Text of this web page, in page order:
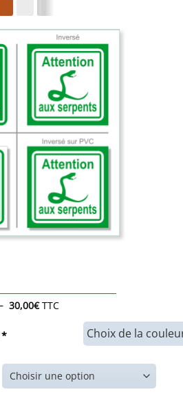
30,00€Plage
TTC
*